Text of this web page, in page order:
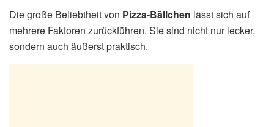
Die große Beliebtheit von Pizza-Bällchen lässt sich auf
mehrere Faktoren zurückführen. Sie sind nicht nur lecker,
sondern auch äußerst praktisch.